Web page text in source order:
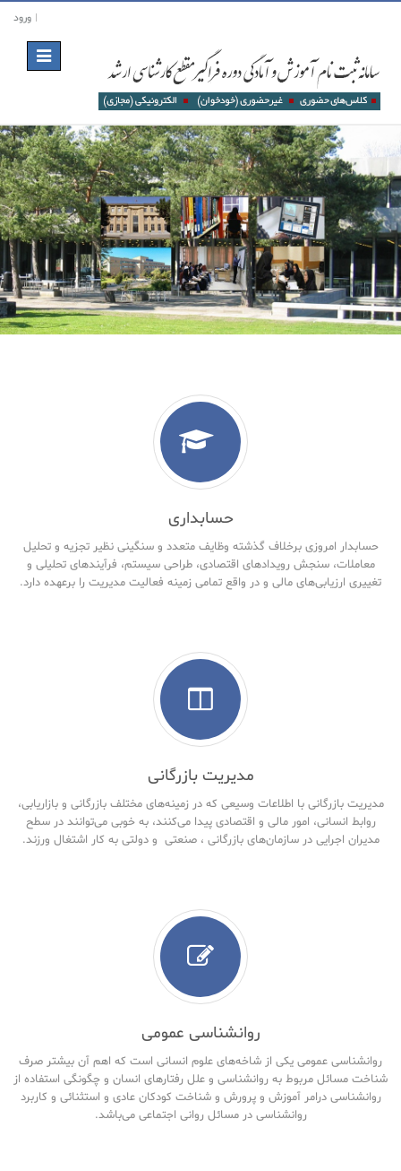
ورود
Toggle
navigation
حسابداری
حسابدار امروزی برخلاف گذشته وظایف متعدد و سنگینی نظیر تجزیه و تحلیل
معاملات، سنجش رویدادهای اقتصادی، طراحی سیستم، فرآیندهای تحلیلی و
تغییری ارزیابی‌های مالی و در واقع تمامی زمینه فعالیت مدیریت را برعهده دارد.
مدیریت بازرگانی
مدیریت بازرگانی با اطلاعات وسیعی که در زمینه‌های مختلف بازرگانی و بازاریابی،
روابط انسانی، امور مالی و اقتصادی پیدا می‌کنند، به خوبی می‌توانند در سطح
مدیران اجرایی در سازمان‌های بازرگانی ، صنعتی و دولتی به کار اشتغال ورزند.
روانشناسی عمومی
روانشناسی عمومی یکی از شاخه‌های علوم انسانی است که اهم آن بیشتر صرف
شناخت مسائل مربوط به روانشناسی و علل رفتارهای انسان و چگونگی استفاده از
روانشناسی درامر آموزش و پرورش و شناخت کودکان عادی و استثنائی و کاربرد
روانشناسی در مسائل روانی اجتماعی می‌باشد.